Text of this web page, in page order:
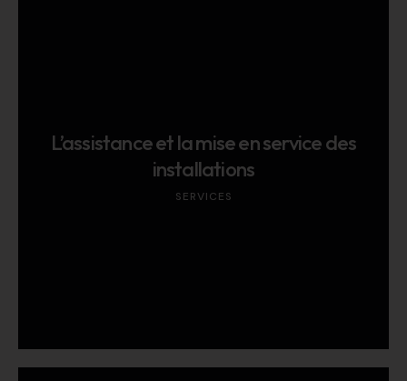
L’assistance et la mise en service des
installations
SERVICES